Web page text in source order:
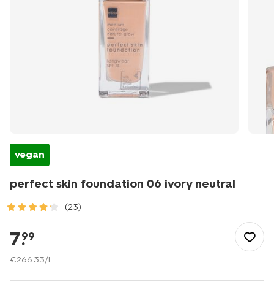
vegan
perfect skin foundation 06 ivory neutral
(23)
gezond/make-
up/foundation/perfect-
skin-
06-
7.
99
€266.33/l